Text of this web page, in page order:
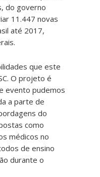
do governo
11.447 novas
até 2017,
que este
O projeto é
evento pudemos
a parte de
do
como
médicos no
de ensino
durante o